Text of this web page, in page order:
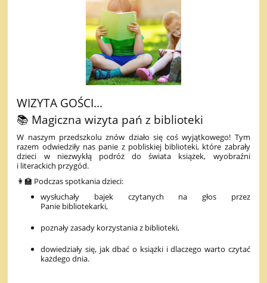
WIZYTA GOŚCI...
📚 Magiczna wizyta pań z biblioteki
W naszym przedszkolu znów działo się coś wyjątkowego! Tym
razem odwiedziły nas panie z pobliskiej biblioteki, które zabrały
dzieci w niezwykłą podróż do świata książek, wyobraźni
i literackich przygód.
👩‍🏫 Podczas spotkania dzieci:
wysłuchały bajek czytanych na głos przez
Panie bibliotekarki,
poznały zasady korzystania z biblioteki,
dowiedziały się, jak dbać o książki i dlaczego warto czytać
każdego dnia.